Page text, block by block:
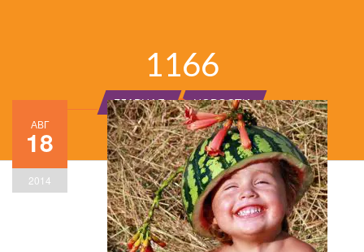
1166
ГЛАВНАЯ НОВОСТИ
АВГ
18
2014